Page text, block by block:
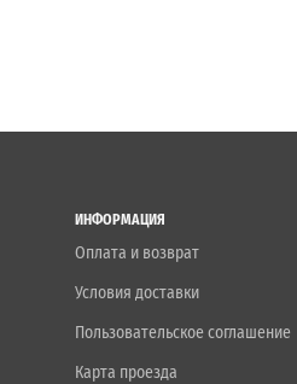
ИНФОРМАЦИЯ
Оплата и возврат
Условия доставки
Пользовательское соглашение
Карта проезда